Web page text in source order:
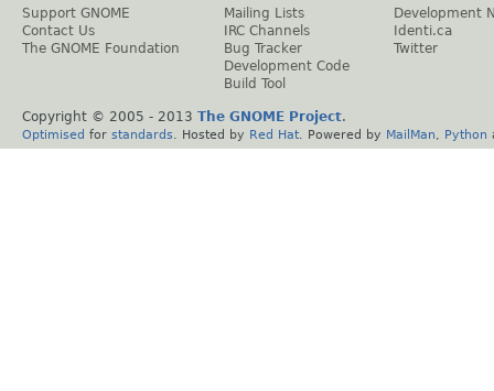
Support GNOME
Contact Us
The GNOME Foundation
Mailing Lists
IRC Channels
Bug Tracker
Development Code
Build Tool
Development
Identi.ca
Twitter
Copyright © 2005 - 2013 The GNOME Project.
Optimised for standards . Hosted by Red Hat . Powered by MailMan Python